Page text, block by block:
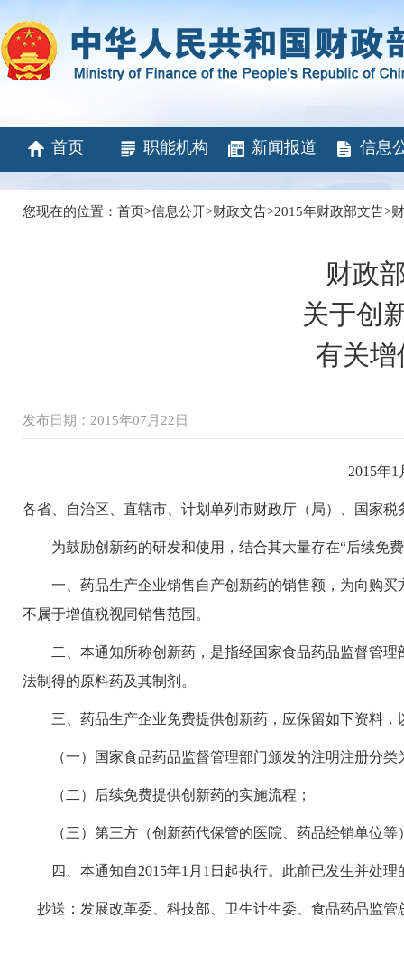
首页 职能机构 新闻报道 信息
您现在的位置： 首页>信息公开>财政文告>2015年财政部文告>
财政
关于创
有关增
发布日期：2015年07月22日
2015年
各省、自治区、直辖市、计划单列市财政厅（局）、国家
为鼓励创新药的研发和使用，结合其大量存在“后续免
一、药品生产企业销售自产创新药的销售额，为向购买
不属于增值税视同销售范围。
二、本通知所称创新药，是指经国家食品药品监督管理
法制得的原料药及其制剂。
三、药品生产企业免费提供创新药，应保留如下资料，
（一）国家食品药品监督管理部门颁发的注明注册分类
（二）后续免费提供创新药的实施流程；
（三）第三方（创新药代保管的医院、药品经销单位等
四、本通知自2015年1月1日起执行。此前已发生并处理
抄送：发展改革委、科技部、卫生计生委、食品药品监